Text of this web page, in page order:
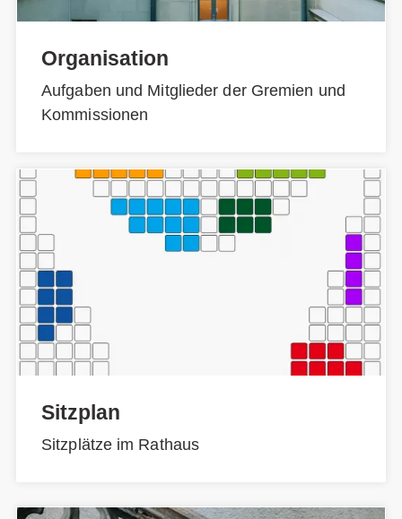
Organisation
Aufgaben und Mitglieder der Gremien und
Kommissionen
Sitzplan
Sitzplätze im Rathaus